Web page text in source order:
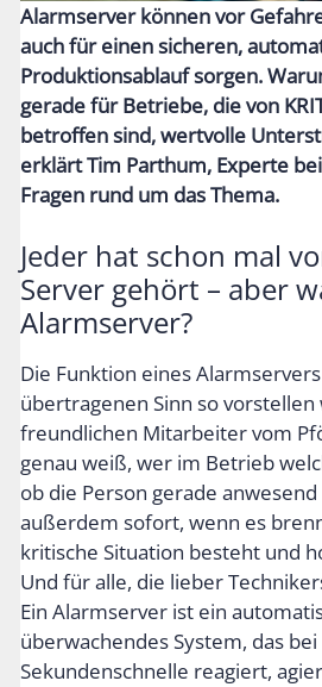
Alarmserver können vor
auch für einen sicheren,
Produktionsablauf sorgen.
gerade für Betriebe, die von
betroffen sind, wertvolle
erklärt Tim Parthum, Experte
Fragen rund um das Thema.
Jeder hat schon mal
Server gehört – aber
Alarmserver?
Die Funktion eines
übertragenen Sinn so vorstellen
freundlichen Mitarbeiter vom
genau weiß, wer im Betrieb
ob die Person gerade
außerdem sofort, wenn es
kritische Situation besteht und
Und für alle, die lieber
Ein Alarmserver ist ein
überwachendes System, das
Sekundenschnelle reagiert,